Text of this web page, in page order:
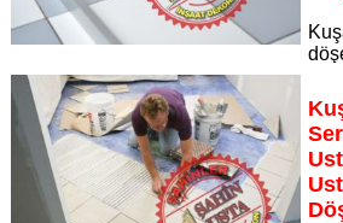
İnşaat Dekorasyon, zeminlerinizi sanat
uzman kadrosuyla Kuşadası Telefonu
sunuyor
Sayfaya Git